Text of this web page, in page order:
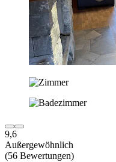
9,6
Außergewöhnlich
(56 Bewertungen)